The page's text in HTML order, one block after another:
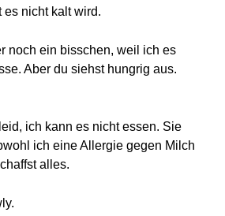
es nicht kalt wird.
noch ein bisschen, weil ich es
Aber du siehst hungrig aus.
ich kann es nicht essen. Sie
ich eine Allergie gegen Milch
alles.